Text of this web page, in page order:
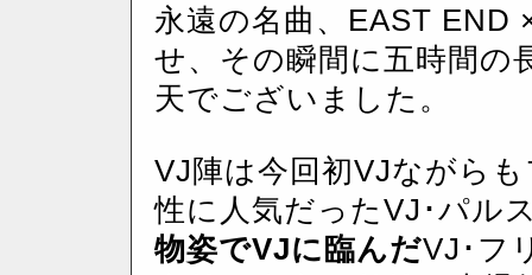
永遠の名曲、EAST END
せ、その瞬間に五時間の
天でございました。
VJ陣は今回初VJながら
性に人気だったVJ･パル
物姿でVJに臨んだVJ･フ